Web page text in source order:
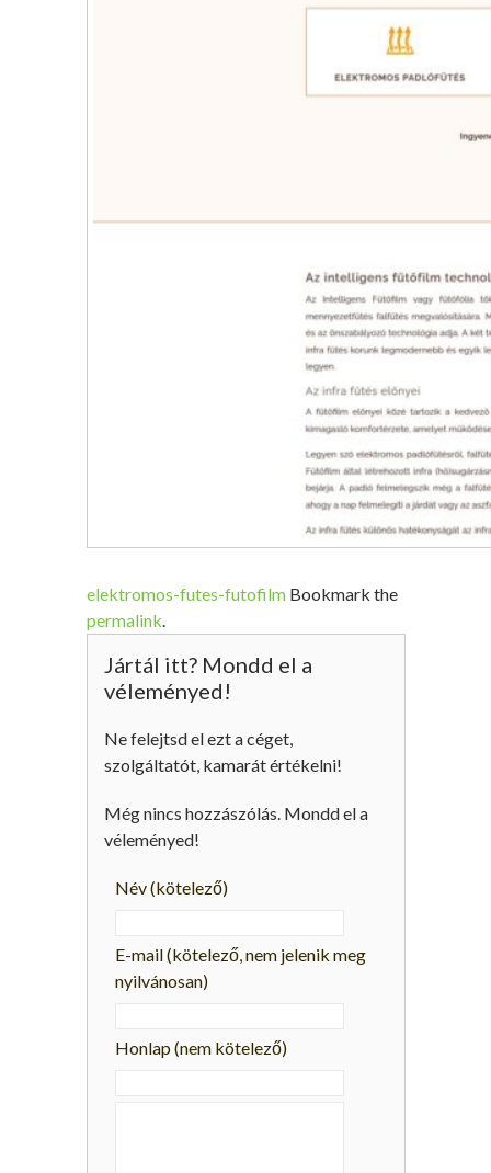
elektromos-futes-futofilm Bookmark the
permalink
Jártál itt? Mondd el a
véleményed!
Ne felejtsd el ezt a céget,
szolgáltatót, kamarát értékelni!
Még nincs hozzászólás. Mondd el a
véleményed!
Név(kötelező)
E-mail(kötelező, nem jelenik meg
nyilvánosan)
Honlap (nem kötelező)